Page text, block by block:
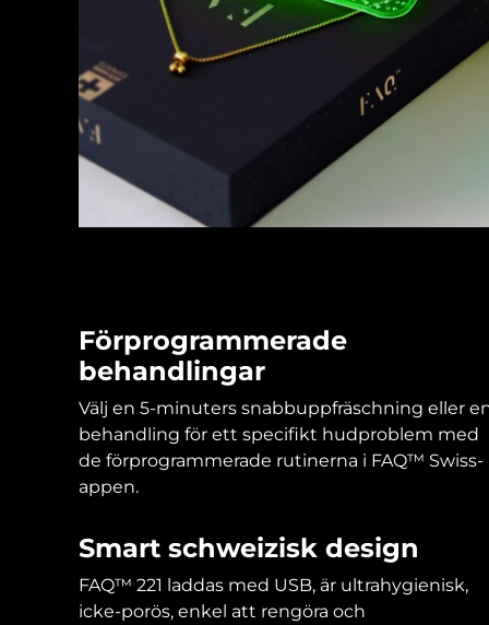
Förprogrammerade
behandlingar
Välj en 5-minuters snabbuppfräschning eller
behandling för ett specifikt hudproblem med
de förprogrammerade rutinerna i FAQ™ Swiss-
appen.
Smart schweizisk design
FAQ™ 221 laddas med USB, är ultrahygienisk,
icke-porös, enkel att rengöra och
All acne treatment devices
All revitalizing eye massagers
KIWI™-hudvård
Advanced pore care essentials
Serum
For healthy hair
issa™ Teeth Whitening Gel
18% PAP
Kosmetika
OM FOREO